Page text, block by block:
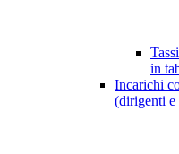
in
Incarichi
(dirigenti